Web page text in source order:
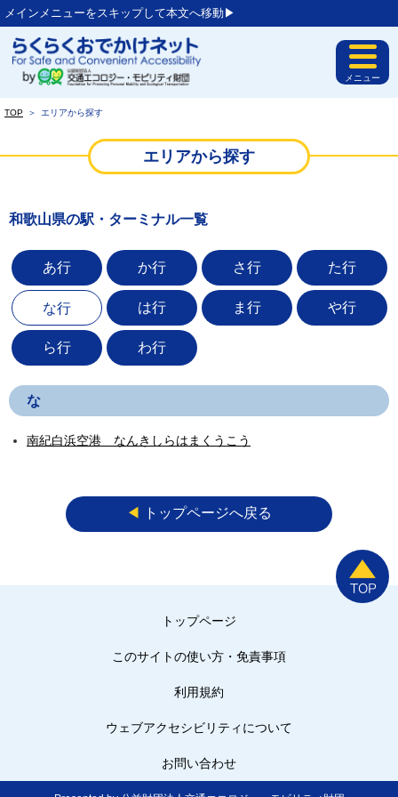
メインメニューをスキップして本文へ移動▶︎
メニュー
TOP ＞ エリアから探す
エリアから探す
和歌山県の駅・ターミナル一覧
あ行 か行 さ行 た行
な行 は行 ま行 や行
ら行 わ行
な
南紀白浜空港 なんきしらはまくうこう
◀︎ トップページへ戻る
トップページ
このサイトの使い方・免責事項
利用規約
ウェブアクセシビリティについて
お問い合わせ